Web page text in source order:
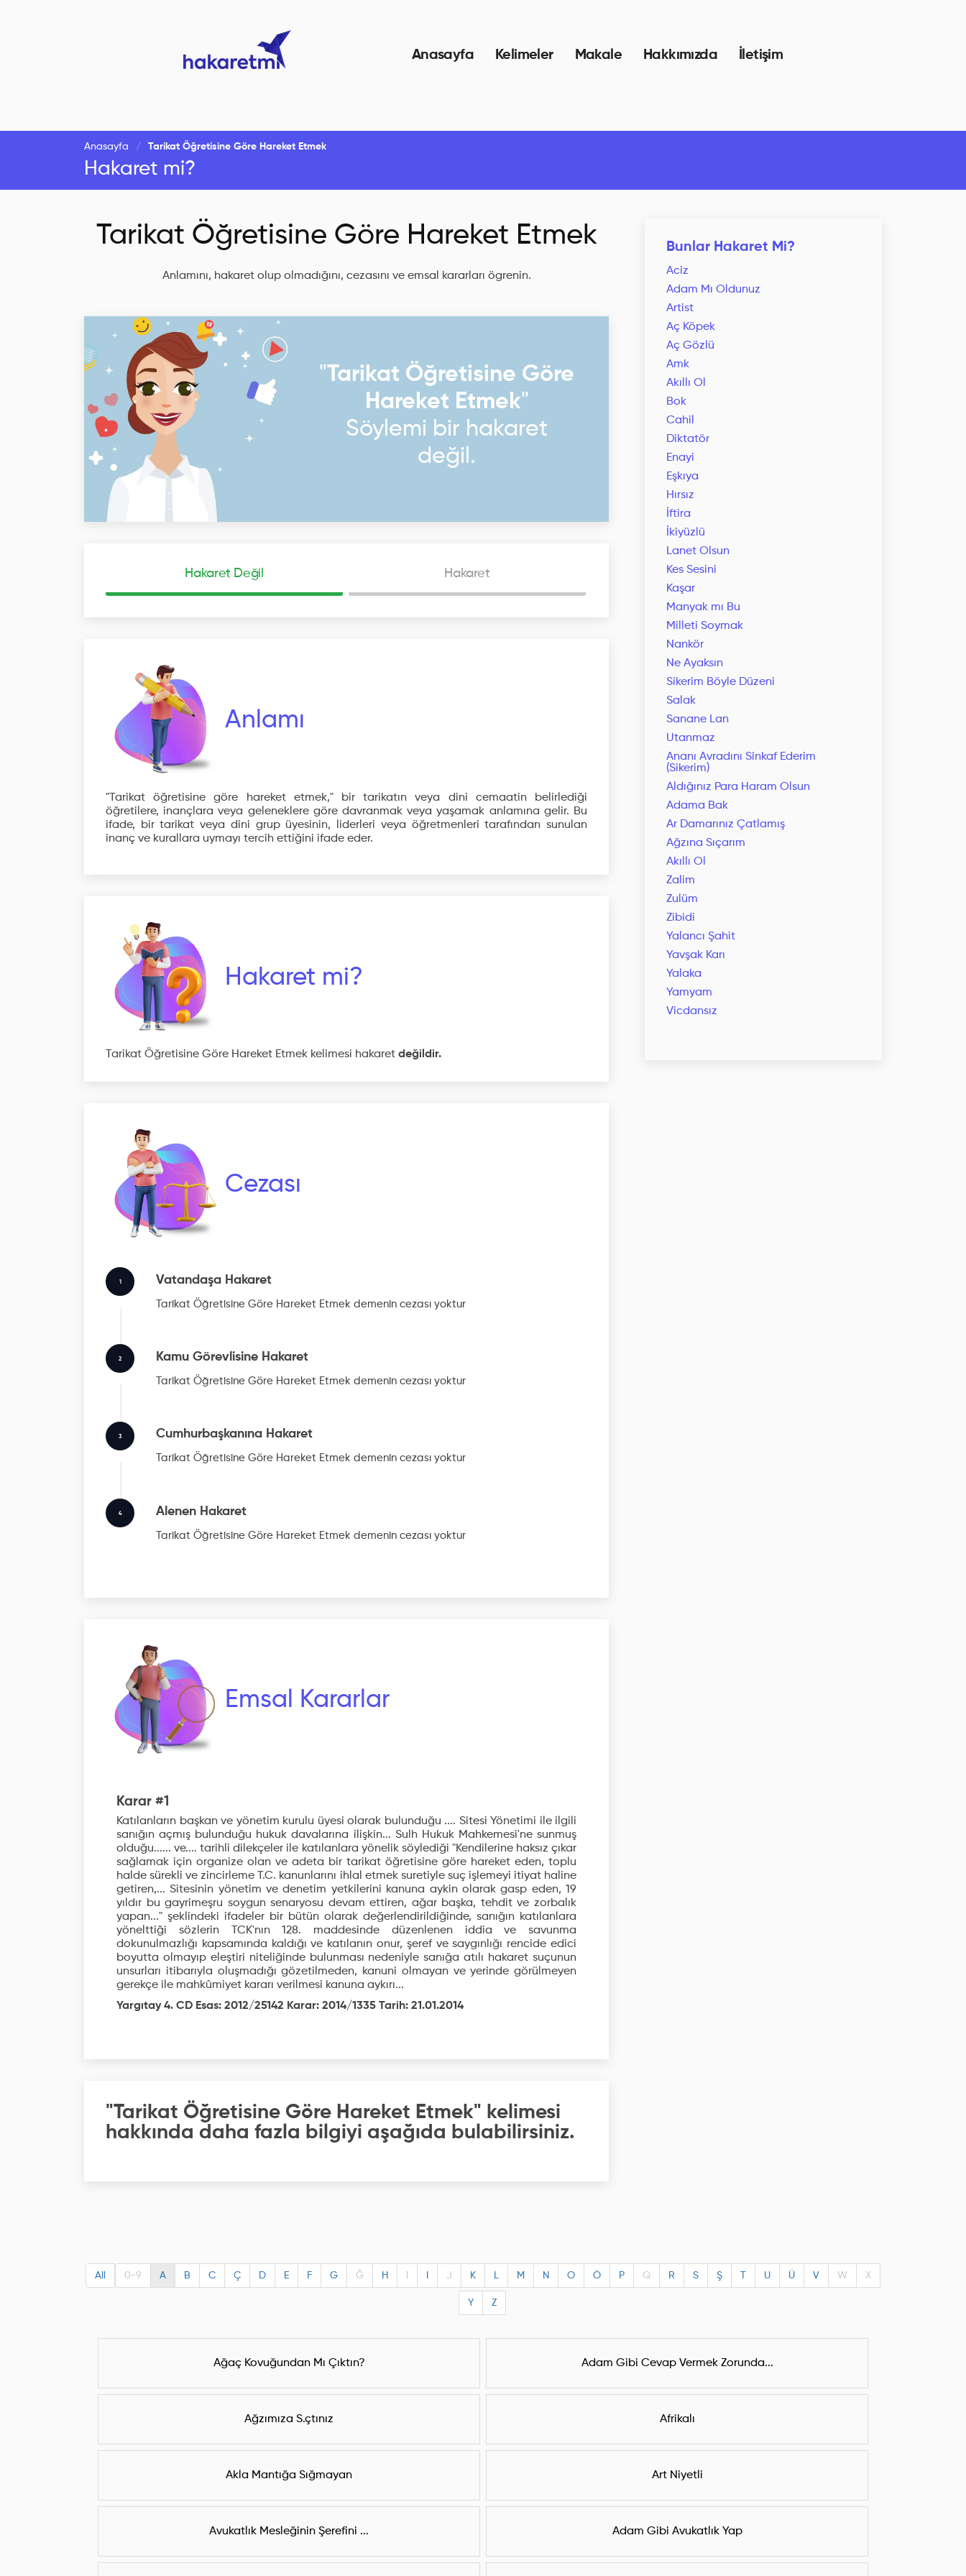
Anasayfa Kelimeler Makale Hakkımızda İletişim
Anasayfa Tarikat Öğretisine Göre Hareket Etmek
Hakaret mi?
Tarikat Öğretisine Göre Hareket Etmek
Anlamını, hakaret olup olmadığını, cezasını ve emsal kararları ögrenin.
"Tarikat Öğretisine Göre
Hareket Etmek"
Söylemi bir hakaret
değil.
Hakaret Değil Hakaret
Anlamı
"Tarikat öğretisine göre hareket etmek," bir tarikatın veya dini cemaatin belirlediği
öğretilere, inançlara veya geleneklere göre davranmak veya yaşamak anlamına gelir. Bu
ifade, bir tarikat veya dini grup üyesinin, liderleri veya öğretmenleri tarafından sunulan
inanç ve kurallara uymayı tercih ettiğini ifade eder.
Hakaret mi?
Tarikat Öğretisine Göre Hareket Etmek kelimesi hakaret değildir.
Cezası
1 Vatandaşa Hakaret
Tarikat Öğretisine Göre Hareket Etmek demenin cezası yoktur
2 Kamu Görevlisine Hakaret
Tarikat Öğretisine Göre Hareket Etmek demenin cezası yoktur
3 Cumhurbaşkanına Hakaret
Tarikat Öğretisine Göre Hareket Etmek demenin cezası yoktur
4 Alenen Hakaret
Tarikat Öğretisine Göre Hareket Etmek demenin cezası yoktur
Emsal Kararlar
Karar #1
Katılanların başkan ve yönetim kurulu üyesi olarak bulunduğu .... Sitesi Yönetimi ile ilgili
sanığın açmış bulunduğu hukuk davalarına ilişkin... Sulh Hukuk Mahkemesi'ne sunmuş
olduğu...... ve.... tarihli dilekçeler ile katılanlara yönelik söylediği "Kendilerine haksız çıkar
sağlamak için organize olan ve adeta bir tarikat öğretisine göre hareket eden, toplu
halde sürekli ve zincirleme T.C. kanunlarını ihlal etmek suretiyle suç işlemeyi itiyat haline
getiren,... Sitesinin yönetim ve denetim yetkilerini kanuna aykin olarak gasp eden, 19
yıldır bu gayrimeşru soygun senaryosu devam ettiren, ağar başka, tehdit ve zorbalık
yapan..." şeklindeki ifadeler bir bütün olarak değerlendirildiğinde, sanığın katılanlara
yönelttiği sözlerin TCK'nın 128. maddesinde düzenlenen iddia ve savunma
dokunulmazlığı kapsamında kaldığı ve katılanın onur, şeref ve saygınlığı rencide edici
boyutta olmayıp eleştiri niteliğinde bulunması nedeniyle sanığa atılı hakaret suçunun
unsurları itibarıyla oluşmadığı gözetilmeden, kanuni olmayan ve yerinde görülmeyen
gerekçe ile mahkûmiyet kararı verilmesi kanuna aykırı...
Yargıtay 4. CD Esas: 2012/25142 Karar: 2014/1335 Tarih: 21.01.2014
"Tarikat Öğretisine Göre Hareket Etmek" kelimesi
hakkında daha fazla bilgiyi aşağıda bulabilirsiniz.
Bunlar Hakaret Mi?
Aciz
Adam Mı Oldunuz
Artist
Aç Köpek
Aç Gözlü
Amk
Akıllı Ol
Bok
Cahil
Diktatör
Enayi
Eşkıya
Hırsız
İftira
İkiyüzlü
Lanet Olsun
Kes Sesini
Kaşar
Manyak mı Bu
Milleti Soymak
Nankör
Ne Ayaksın
Sikerim Böyle Düzeni
Salak
Sanane Lan
Utanmaz
Ananı Avradını Sinkaf Ederim
(Sikerim)
Aldığınız Para Haram Olsun
Adama Bak
Ar Damarınız Çatlamış
Ağzına Sıçarım
Akıllı Ol
Zalim
Zulüm
Zibidi
Yalancı Şahit
Yavşak Karı
Yalaka
Yamyam
Vicdansız
All 0-9 A B C Ç D E F G Ğ H J K L M N O Ö P Q R S Ş U Ü V W X
Y Z
Ağaç Kovuğundan Mı Çıktın? Adam Gibi Cevap Vermek Zorunda...
Ağzımıza S.çtınız Afrikalı
Akla Mantığa Sığmayan Art Niyetli
Avukatlık Mesleğinin Şerefini ... Adam Gibi Avukatlık Yap